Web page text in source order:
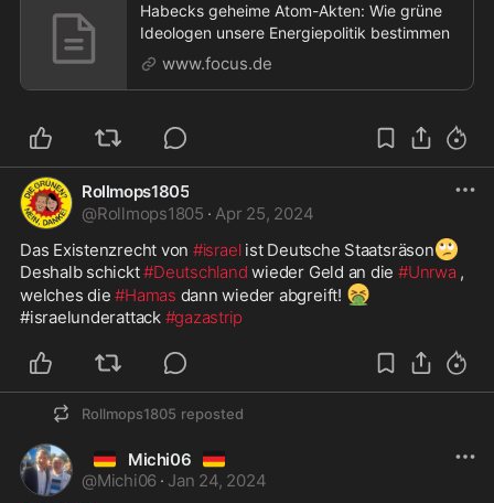
Habecks geheime Atom-Akten: Wie grüne
Ideologen unsere Energiepolitik bestimmen
www.focus.de
Rollmops1805
@Rollmops1805 · Apr 25, 2024
Das Existenzrecht von #israel ist Deutsche Staatsräson🙄
Deshalb schickt #Deutschland wieder Geld an die #Unrwa ,
welches die #Hamas dann wieder abgreift! 🤮
#israelunderattack #gazastrip
Rollmops1805 reposted
🇩🇪 Michi06 🇩🇪
@Michi06 · Jan 24, 2024